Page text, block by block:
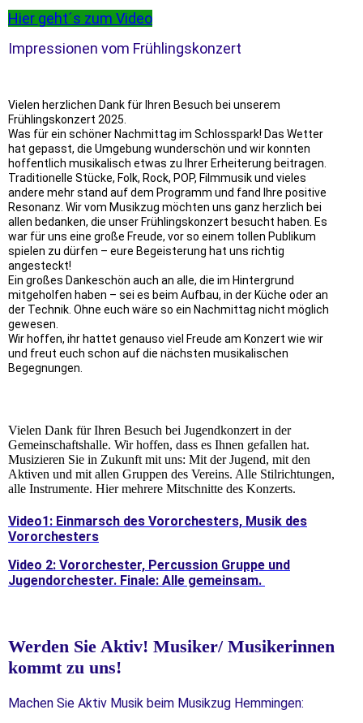
Hier geht´s zum Video
Impressionen vom Frühlingskonzert
Vielen herzlichen Dank für Ihren Besuch bei unserem
Frühlingskonzert 2025.
Was für ein schöner Nachmittag im Schlosspark! Das Wetter
hat gepasst, die Umgebung wunderschön und wir konnten
hoffentlich musikalisch etwas zu Ihrer Erheiterung beitragen.
Traditionelle Stücke, Folk, Rock, POP, Filmmusik und vieles
andere mehr stand auf dem Programm und fand Ihre positive
Resonanz. Wir vom Musikzug möchten uns ganz herzlich bei
allen bedanken, die unser Frühlingskonzert besucht haben. Es
war für uns eine große Freude, vor so einem tollen Publikum
spielen zu dürfen – eure Begeisterung hat uns richtig
angesteckt!
Ein großes Dankeschön auch an alle, die im Hintergrund
mitgeholfen haben – sei es beim Aufbau, in der Küche oder an
der Technik. Ohne euch wäre so ein Nachmittag nicht möglich
gewesen.
Wir hoffen, ihr hattet genauso viel Freude am Konzert wie wir
und freut euch schon auf die nächsten musikalischen
Begegnungen.
Vielen Dank für Ihren Besuch bei Jugendkonzert in der
Gemeinschaftshalle. Wir hoffen, dass es Ihnen gefallen hat.
Musizieren Sie in Zukunft mit uns: Mit der Jugend, mit den
Aktiven und mit allen Gruppen des Vereins. Alle Stilrichtungen,
alle Instrumente. Hier mehrere Mitschnitte des Konzerts.
Video1: Einmarsch des Vororchesters, Musik des
Vororchesters
Video 2: Vororchester, Percussion Gruppe und
Jugendorchester. Finale: Alle gemeinsam.
Werden Sie Aktiv! Musiker/ Musikerinnen
kommt zu uns!
Machen Sie Aktiv Musik beim Musikzug Hemmingen: